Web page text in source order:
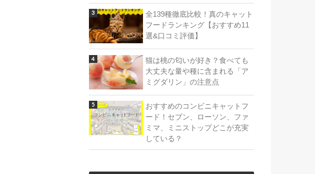
全139種徹底比較！真のキャット
フードランキング【おすすめ11
選&口コミ評価】
猫は桃の匂いが好き？食べても
大丈夫な量や種に含まれる「ア
ミグダリン」の注意点
おすすめのコンビニキャットフ
ード！セブン、ローソン、ファ
ミマ、ミニストップどこが充実
している？